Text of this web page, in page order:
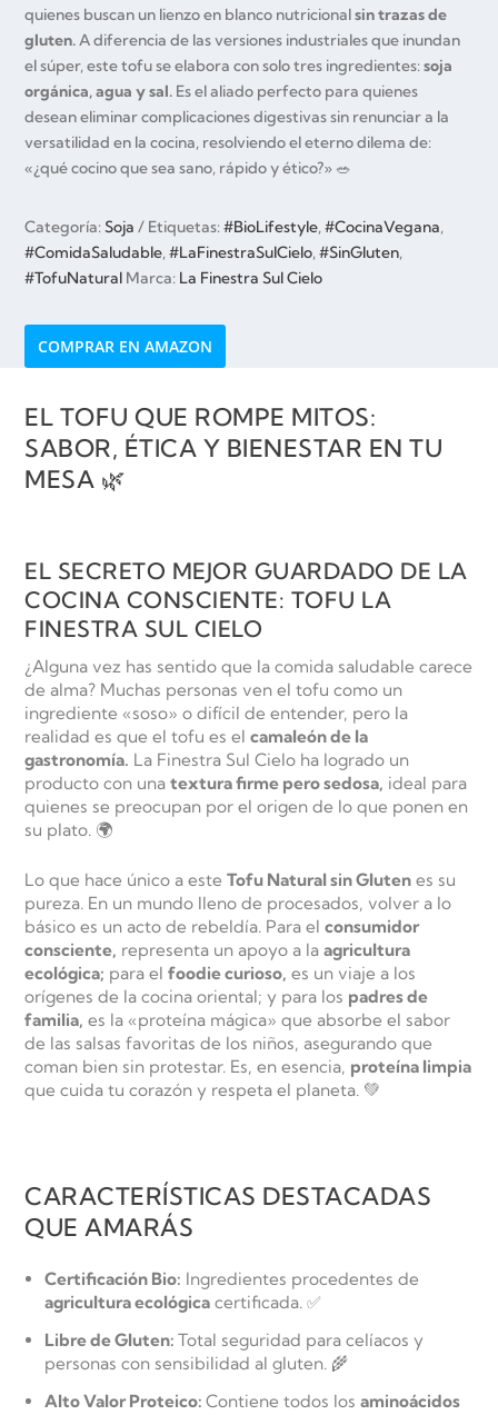
quienes buscan un lienzo en blanco nutricionalsin trazas de
gluten.A diferencia de las versiones industriales que inundan
el súper, este tofu se elabora con solo tres ingredientes:soja
orgánica, agua y sal. Es el aliado perfecto para quienes
desean eliminar complicaciones digestivas sin renunciar a la
versatilidad en la cocina, resolviendo el eterno dilema de:
«¿qué cocino que sea sano, rápido y ético?» 🥗
Categoría:Soja Etiquetas:#BioLifestyle,#CocinaVegana,
#ComidaSaludable,#LaFinestraSulCielo,#SinGluten,
#TofuNatural Marca: La Finestra Sul Cielo
COMPRAR EN AMAZON
EL TOFU QUE ROMPE MITOS:
SABOR, ÉTICA Y BIENESTAR EN TU
MESA 🌿
EL SECRETO MEJOR GUARDADO DE LA
COCINA CONSCIENTE: TOFU LA
FINESTRA SUL CIELO
¿Alguna vez has sentido que la comida saludable carece
de alma? Muchas personas ven el tofu como un
ingrediente «soso» o difícil de entender, pero la
realidad es que el tofu es elcamaleón de la
gastronomía. La Finestra Sul Cielo ha logrado un
producto con unatextura firme pero sedosa, ideal para
quienes se preocupan por el origen de lo que ponen en
su plato. 🌍
Lo que hace único a esteTofu Natural sin Gluten es su
pureza. En un mundo lleno de procesados, volver a lo
básico es un acto de rebeldía. Para elconsumidor
consciente, representa un apoyo a laagricultura
ecológica; para elfoodie curioso, es un viaje a los
orígenes de la cocina oriental; y para los padres de
familia, es la «proteína mágica» que absorbe el sabor
de las salsas favoritas de los niños, asegurando que
coman bien sin protestar. Es, en esencia, proteína limpia
que cuida tu corazón y respeta el planeta. 💚
CARACTERÍSTICAS DESTACADAS
QUE AMARÁS
Certificación Bio: Ingredientes procedentes de
agricultura ecológica certificada. ✅
Libre de Gluten: Total seguridad para celíacos y
personas con sensibilidad al gluten. 🌾
Alto Valor Proteico: Contiene todos los aminoácidos